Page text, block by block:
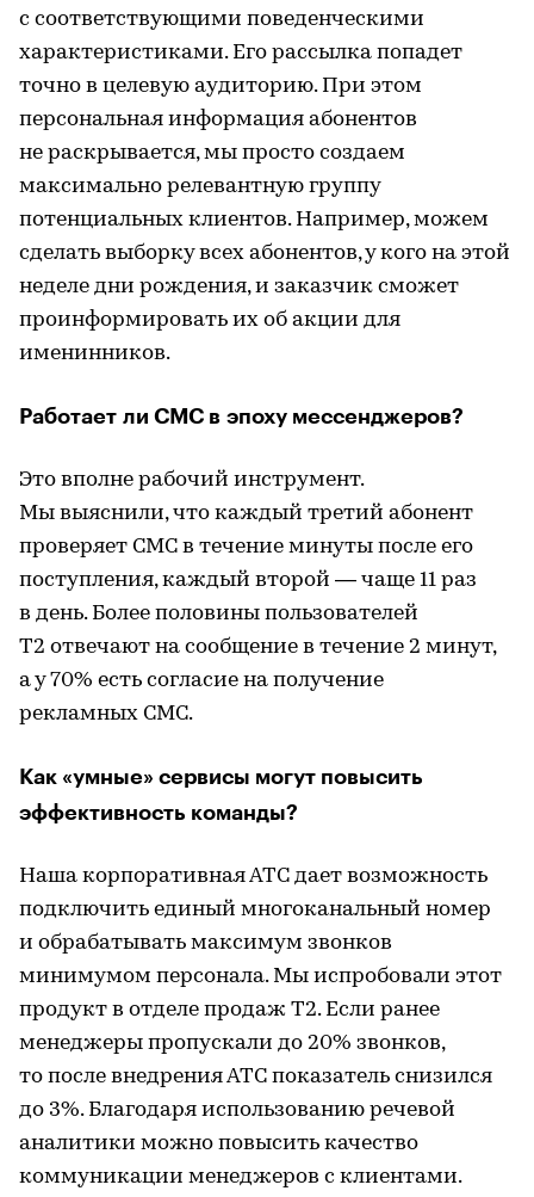
с соответствующими поведенческими
характеристиками. Его рассылка попадет
точно в целевую аудиторию. При этом
персональная информация абонентов
не раскрывается, мы просто создаем
максимально релевантную группу
потенциальных клиентов. Например, можем
сделать выборку всех абонентов, у кого на этой
неделе дни рождения, и заказчик сможет
проинформировать их об акции для
именинников.
Работает ли СМС в эпоху мессенджеров?
Это вполне рабочий инструмент.
Мы выяснили, что каждый третий абонент
проверяет СМС в течение минуты после его
поступления, каждый второй — чаще 11 раз
в день. Более половины пользователей
T2 отвечают на сообщение в течение 2 минут,
а у 70% есть согласие на получение
рекламных СМС.
Как «умные» сервисы могут повысить
эффективность команды?
Наша корпоративная АТС дает возможность
подключить единый многоканальный номер
и обрабатывать максимум звонков
минимумом персонала. Мы испробовали этот
продукт в отделе продаж T2. Если ранее
менеджеры пропускали до 20% звонков,
то после внедрения АТС показатель снизился
до 3%. Благодаря использованию речевой
аналитики можно повысить качество
коммуникации менеджеров c клиентами.